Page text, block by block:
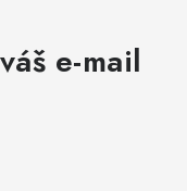
e-mail